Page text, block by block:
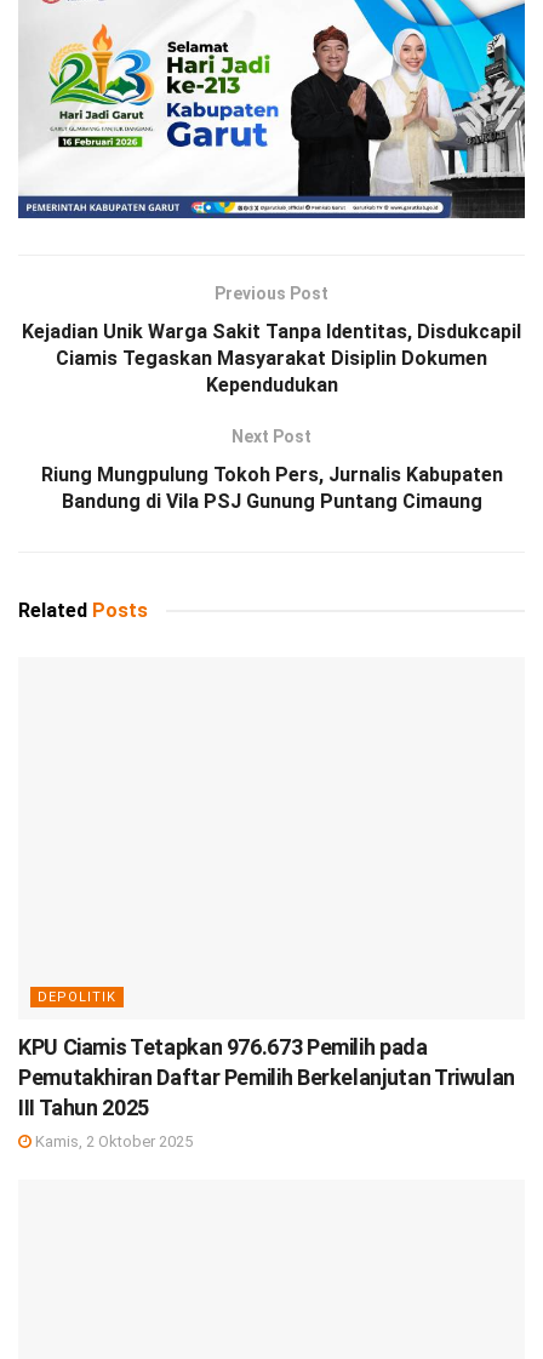
Previous Post
Kejadian Unik Warga Sakit Tanpa Identitas, Disdukcapil
Ciamis Tegaskan Masyarakat Disiplin Dokumen
Kependudukan
Next Post
Riung Mungpulung Tokoh Pers, Jurnalis Kabupaten
Bandung di Vila PSJ Gunung Puntang Cimaung
Related Posts
DEPOLITIK
KPU Ciamis Tetapkan 976.673 Pemilih pada
Pemutakhiran Daftar Pemilih Berkelanjutan Triwulan
III Tahun 2025
Kamis, 2 Oktober 2025